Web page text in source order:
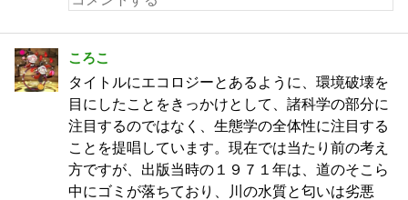
ころこ
タイトルにエコロジーとあるように、環境破壊を
目にしたことをきっかけとして、諸科学の部分に
注目するのではなく、生態学の全体性に注目する
ことを提唱しています。現在では当たり前の考え
方ですが、出版当時の１９７１年は、道のそこら
中にゴミが落ちており、川の水質と匂いは劣悪